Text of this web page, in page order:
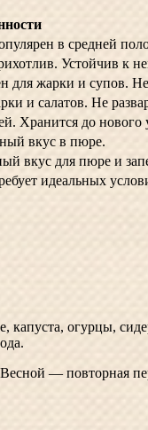
в средней
Устойчив к
жарки и супов. Не
и салатов. Не
Хранится до нового
вкус в пюре.
вкус для пюре и
идеальных
огурцы,
— повторная